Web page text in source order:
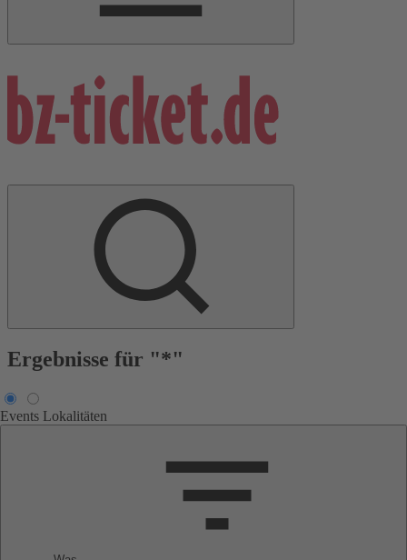
Ergebnisse für "*"
Events Lokalitäten